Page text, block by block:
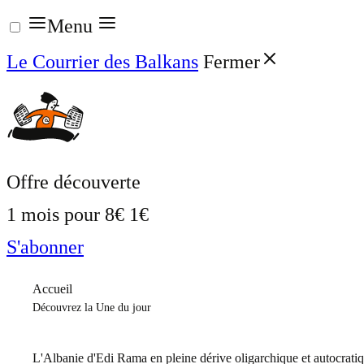
Aller
au
contenu
Menu
Le Courrier des Balkans Fermer
Offre découverte
1 mois pour 8€ 1€
S'abonner
Accueil
Découvrez la Une du jour
L'Albanie d'Edi Rama en pleine dérive oligarchique et